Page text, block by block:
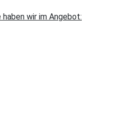
wir im Angebot: